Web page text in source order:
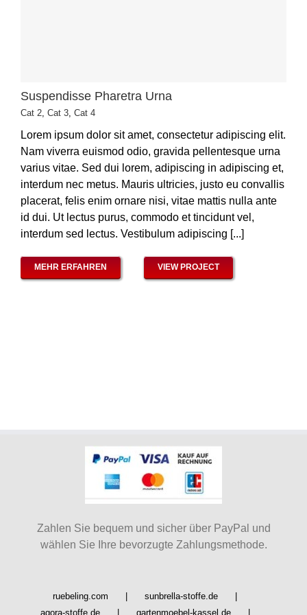
Suspendisse Pharetra Urna
Cat 2 Cat 3 Cat 4
Lorem ipsum dolor sit amet, consectetur adipiscing elit.
Nam viverra euismod odio, gravida pellentesque urna
varius vitae. Sed dui lorem, adipiscing in adipiscing et,
interdum nec metus. Mauris ultricies, justo eu convallis
placerat, felis enim ornare nisi, vitae mattis nulla ante
id dui. Ut lectus purus, commodo et tincidunt vel,
interdum sed lectus. Vestibulum adipiscing [...]
MEHR ERFAHREN VIEW PROJECT
Zahlen Sie bequem und sicher über PayPal und
wählen Sie Ihre bevorzugte Zahlungsmethode.
ruebeling.com
sunbrella-stoffe.de
agora-stoffe.de
gartenmoebel-kassel.de